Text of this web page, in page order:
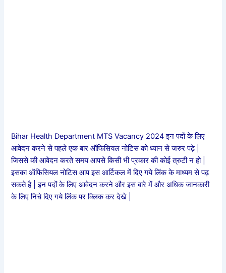
Bihar Health Department MTS Vacancy 2024 इन पदों के लिए
आवेदन करने से पहले एक बार ऑफिसियल नोटिस को ध्यान से जरुर पढ़े |
जिससे की आवेदन करते समय आपसे किसी भी प्रकार की कोई त्रुटी न हो |
इसका ऑफिसियल नोटिस आप इस आर्टिकल में दिए गये लिंक के माध्यम से पढ़
सकते है |इन पदों के लिए आवेदन करने और इस बारे में और अधिक जानकारी
के लिए निचे दिए गये लिंक पर क्लिक कर देखे |